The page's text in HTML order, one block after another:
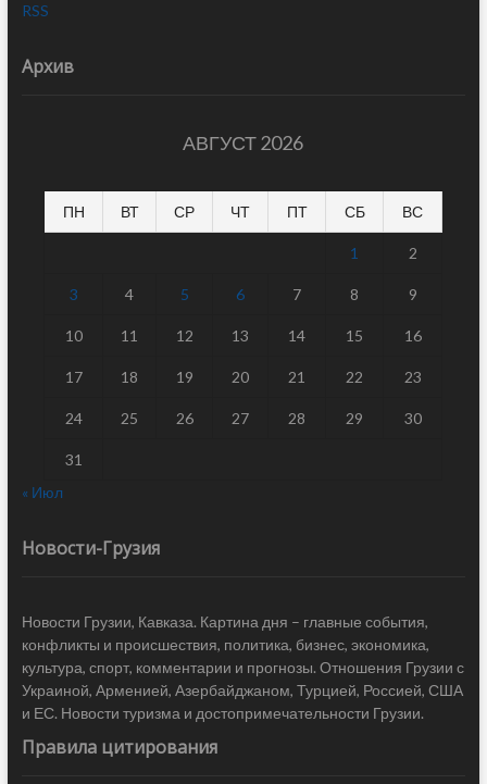
RSS
Архив
АВГУСТ 2026
ПН ВТ СР ЧТ ПТ СБ ВС
1 2
3 4 5 6 7 8 9
10 11 12 13 14 15 16
17 18 19 20 21 22 23
24 25 26 27 28 29 30
31
« Июл
Новости-Грузия
Новости Грузии, Кавказа. Картина дня – главные события,
конфликты и происшествия, политика, бизнес, экономика,
культура, спорт, комментарии и прогнозы. Отношения Грузии с
Украиной, Арменией, Азербайджаном, Турцией, Россией, США
и ЕС. Новости туризма и достопримечательности Грузии.
Правила цитирования